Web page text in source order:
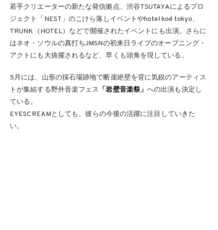
若手クリエーターの新たな発信拠点、渋谷TSUTAYAによるプロ
ジェクト「NEST」のこけら落しイベントやhotel koé tokyo、
TRUNK（HOTEL）などで開催されたイベントにも出演。さらに
はネオ・ソウルの真打ちJMSNの初来日ライブのオープニング・
アクトにも大抜擢されるなど、早くも頭角を現している。
5月には、山形の採石場跡地で断崖絶壁を背に気鋭のアーティス
トが集結する野外音楽フェス 「岩壁音楽祭」への出演も決定し
ている。
EYESCREAMとしても、彼らの今後の活躍に注目していきた
い。